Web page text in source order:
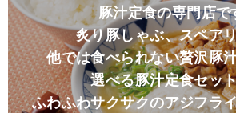
豚汁定食の専門店で
炙り豚しゃぶ、スペアリ
他では食べられない贅沢豚
選べる豚汁定食セッ
ふわふわサクサクのアジフラ